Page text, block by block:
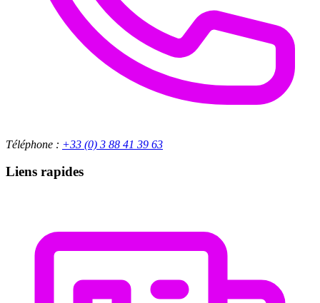
Téléphone : +33 (0) 3 88 41 39 63
Liens rapides